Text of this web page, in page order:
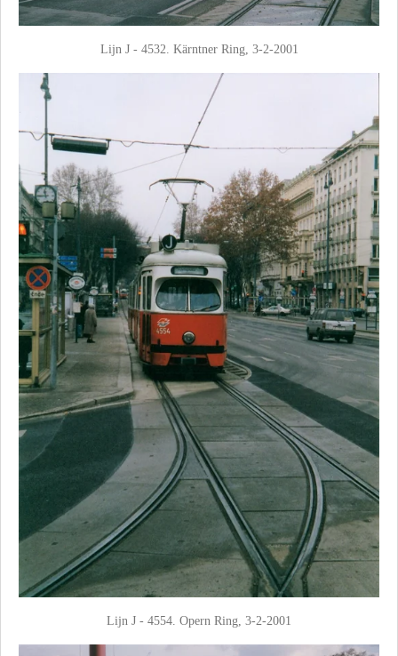
Lijn J - 4532. Kärntner Ring, 3-2-2001
Lijn J - 4554. Opern Ring, 3-2-2001